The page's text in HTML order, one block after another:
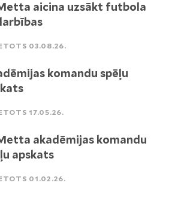
aicina uzsākt futbola
03.08.26.
komandu spēļu
17.05.26.
akadēmijas komandu
apskats
01.02.26.